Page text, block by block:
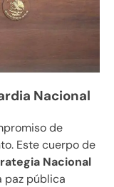
Nacional
de
Este cuerpo de
Nacional
paz pública